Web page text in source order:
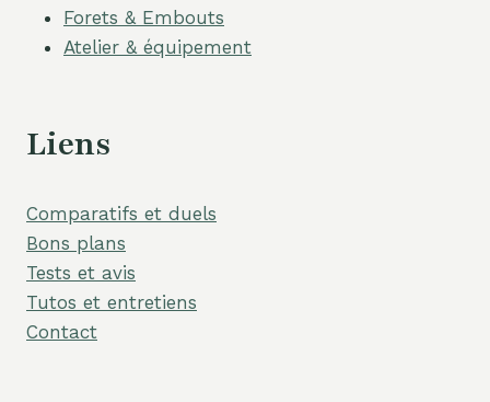
Forets & Embouts
Atelier & équipement
Liens
Comparatifs et duels
Bons plans
Tests et avis
Tutos et entretiens
Contact